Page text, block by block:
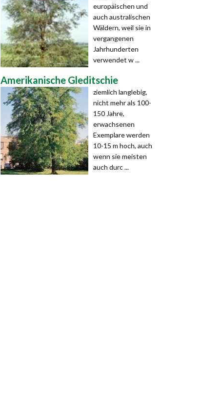
europäischen und
auch australischen
Wäldern, weil sie in
vergangenen
Jahrhunderten
verwendet w ...
Amerikanische Gleditschie
ziemlich langlebig,
nicht mehr als 100-
150 Jahre,
erwachsenen
Exemplare werden
10-15 m hoch, auch
wenn sie meisten
auch durc ...